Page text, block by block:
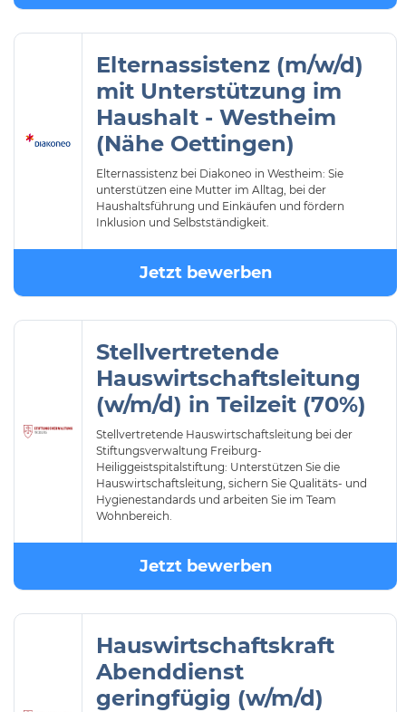
Elternassistenz (m/w/d)
mit Unterstützung im
Haushalt - Westheim
(Nähe Oettingen)
Elternassistenz bei Diakoneo in Westheim: Sie
unterstützen eine Mutter im Alltag, bei der
Haushaltsführung und Einkäufen und fördern
Inklusion und Selbstständigkeit.
Jetzt bewerben
Stellvertretende
Hauswirtschaftsleitung
(w/m/d) in Teilzeit (70%)
Stellvertretende Hauswirtschaftsleitung bei der
Stiftungsverwaltung Freiburg-
Heiliggeistspitalstiftung: Unterstützen Sie die
Hauswirtschaftsleitung, sichern Sie Qualitäts- und
Hygienestandards und arbeiten Sie im Team
Wohnbereich.
Jetzt bewerben
Hauswirtschaftskraft
Abenddienst
geringfügig (w/m/d)